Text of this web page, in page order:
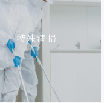
特殊清掃